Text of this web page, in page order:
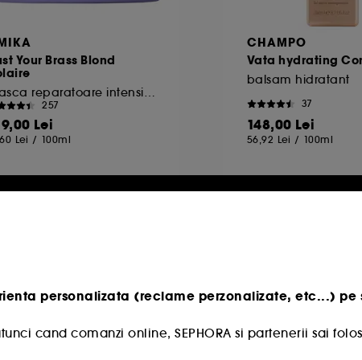
Your Brass Blond
257
Lei
Lei / 100ml
CHAMPO
Vata hydrating
balsam hidratant
37
148,00 Lei
56,92 Lei / 100ml
personalizata (reclame perzonalizate, etc...) pe
cand comanzi online, SEPHORA si partenerii sai